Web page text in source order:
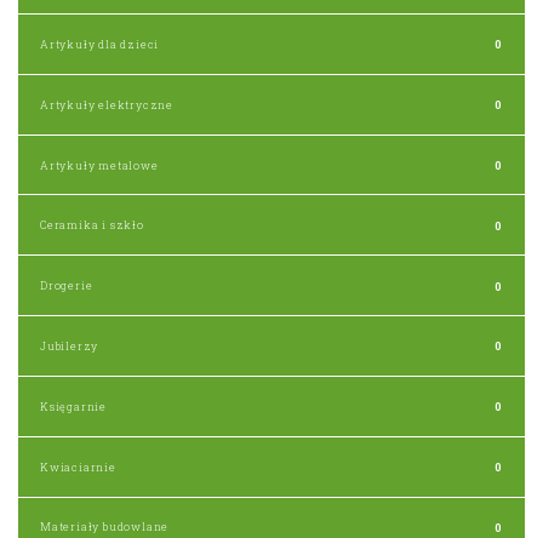
Artykuły dla dzieci 0
Artykuły elektryczne 0
Artykuły metalowe 0
Ceramika i szkło 0
Drogerie 0
Jubilerzy 0
Księgarnie 0
Kwiaciarnie 0
Materiały budowlane 0